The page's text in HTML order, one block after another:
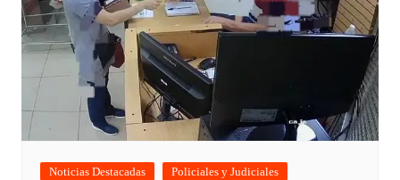
Noticias Destacadas Policiales y Judiciales